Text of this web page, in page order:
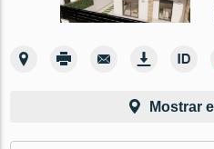
Mostrar